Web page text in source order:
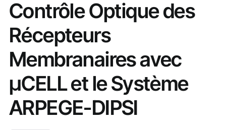
Contrôle Optique des
Récepteurs
Membranaires avec
µCELL et le Système
ARPEGE-DIPSI